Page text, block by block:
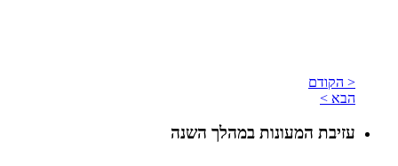
< הקודם
הבא >
עזיבת המעונות במהלך השנה